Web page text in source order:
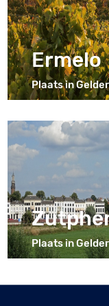
Ermelo
Plaats in
Plaats in